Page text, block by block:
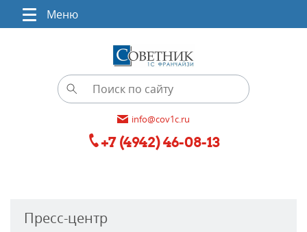
Меню
info@cov1c.ru
+7 (4942) 46-08-13
Пресс-центр